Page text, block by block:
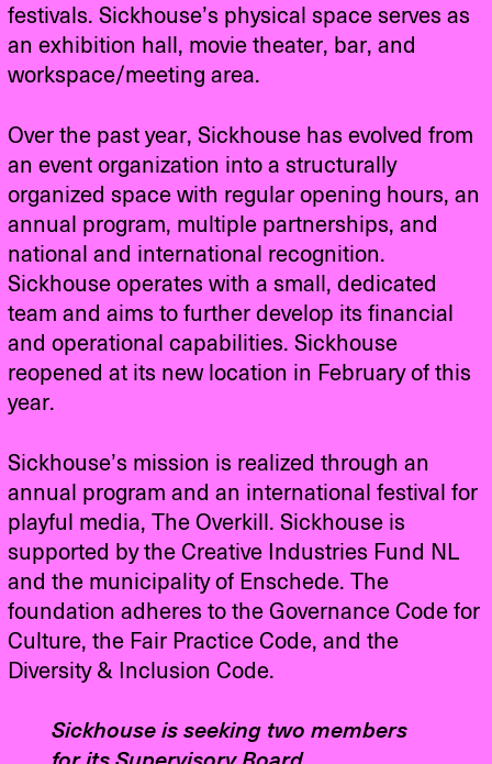
festivals. Sickhouse’s physical space serves as
an exhibition hall, movie theater, bar, and
workspace/meeting area.
Over the past year, Sickhouse has evolved from
an event organization into a structurally
organized space with regular opening hours, an
annual program, multiple partnerships, and
national and international recognition.
Sickhouse operates with a small, dedicated
team and aims to further develop its financial
and operational capabilities. Sickhouse
reopened at its new location in February of this
year.
Sickhouse’s mission is realized through an
annual program and an international festival for
playful media, The Overkill. Sickhouse is
supported by the Creative Industries Fund NL
and the municipality of Enschede. The
foundation adheres to the Governance Code for
Culture, the Fair Practice Code, and the
Diversity & Inclusion Code.
Sickhouse is seeking two members